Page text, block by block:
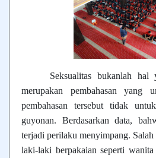
Seksualitas bukanlah hal
merupakan pembahasan yang
pembahasan tersebut tidak
guyonan. Berdasarkan data,
terjadi perilaku menyimpang.
laki-laki berpakaian seperti